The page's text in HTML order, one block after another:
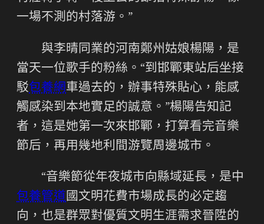
一場不測的村落游。”
與李晴同業的河南鄭州姑娘楊陽，是
當天一位歌手的粉絲。“到邯鄲東站后坐接
駁包養網車過去的，辦事特殊貼心，能感
觸感染到本地實足的誠意。”楊陽告知記
者，這是她第一次來邯鄲，打算看完音樂
節后，再用幾地利間游覽周邊城市。
“音樂節從年夜城市向縣域延長，是中
包養管道國文明花費市場成長的必定趨
向，也是群眾對優質文明生涯需求晉陞的